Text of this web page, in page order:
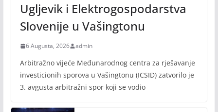
Ugljevik i Elektrogospodarstva
Slovenije u Vašingtonu
6 Augusta, 2026 admin
Arbitražno vijeće Međunarodnog centra za rješavanje
investicionih sporova u Vašingtonu (ICSID) zatvorilo je
3. avgusta arbitražni spor koji se vodio